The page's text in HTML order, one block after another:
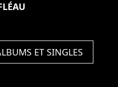
ET SINGLES